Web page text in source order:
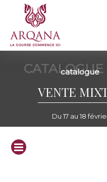
CATALOGUE
catalogue
VENTE
Du 17 au 18